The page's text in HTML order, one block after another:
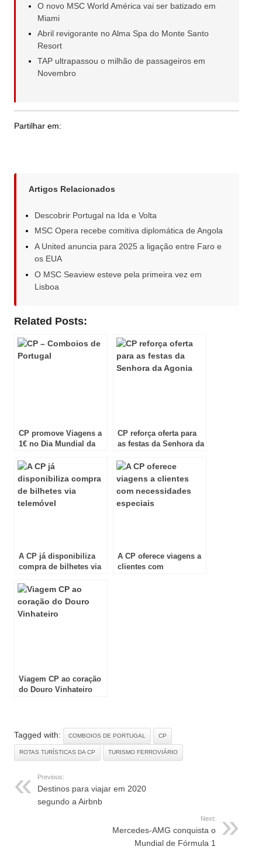
O novo MSC World América vai ser batizado em
Miami
Abril revigorante no Alma Spa do Monte Santo
Resort
TAP ultrapassou o milhão de passageiros em
Novembro
Partilhar em:
Artigos Relacionados
Descobrir Portugal na Ida e Volta
MSC Opera recebe comitiva diplomática de Angola
A United anuncia para 2025 a ligação entre Faro e
os EUA
O MSC Seaview esteve pela primeira vez em
Lisboa
Related Posts:
CP promove Viagens a
1€ no Dia Mundial da
CP reforça oferta para
as festas da Senhora da
A CP já disponibiliza
compra de bilhetes via
A CP oferece viagens a
clientes com
Viagem CP ao coração
do Douro Vinhateiro
Tagged with: COMBOIOS DE PORTUGAL CP
ROTAS TURÍSTICAS DA CP TURISMO FERROVIÁRIO
Previous:
Destinos para viajar em 2020
segundo a Airbnb
Next:
Mercedes-AMG conquista o
Mundial de Fórmula 1